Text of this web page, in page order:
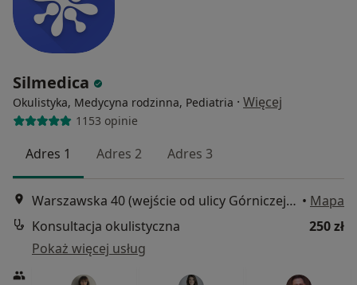
Silmedica
Okulistyka, Medycyna rodzinna, Pediatria · Więcej
1153 opinie
Adres 1 Adres 2 Adres 3
Warszawska 40 (wejście od ulicy Górniczej), Katowice • Mapa
Konsultacja okulistyczna
250 zł
Pokaż więcej usług